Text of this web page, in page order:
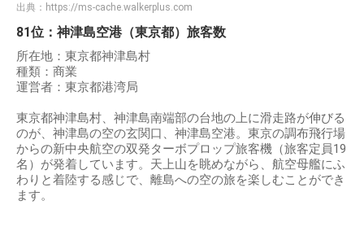
出典： https://ms-cache.walkerplus.com
81位：神津島空港（東京都）旅客数
所在地：東京都神津島村
種類：商業
運営者：東京都港湾局
東京都神津島村、神津島南端部の台地の上に滑走路が伸びる
のが、神津島の空の玄関口、神津島空港。東京の調布飛行場
からの新中央航空の双発ターボプロップ旅客機（旅客定員19
名）が発着しています。天上山を眺めながら、航空母艦にふ
わりと着陸する感じで、離島への空の旅を楽しむことができ
ます。